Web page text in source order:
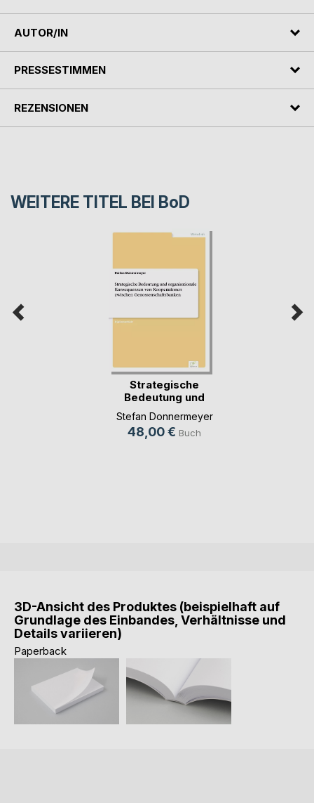
AUTOR/IN
PRESSESTIMMEN
REZENSIONEN
WEITERE TITEL BEI BoD
Strategische
Bedeutung und
organis(...)
Stefan Donnermeyer
48,00 € Buch
3D-Ansicht des Produktes (beispielhaft auf
Grundlage des Einbandes, Verhältnisse und
Details variieren)
Paperback